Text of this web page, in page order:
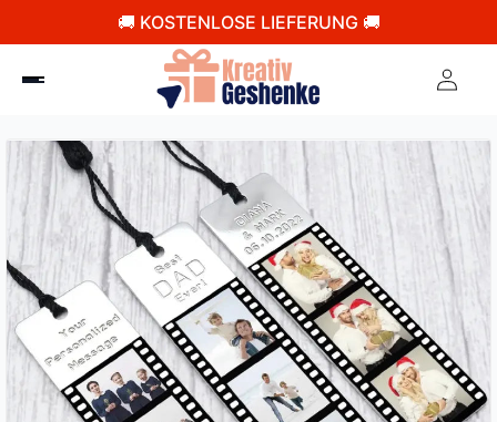
🚚 KOSTENLOSE LIEFERUNG 🚚